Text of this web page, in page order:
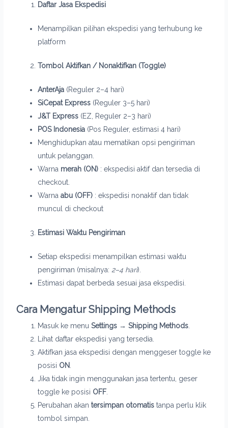
Daftar Jasa Ekspedisi
Menampilkan pilihan ekspedisi yang terhubung ke
platform
Tombol Aktifkan / Nonaktifkan (Toggle)
AnterAja (Reguler 2–4 hari)
SiCepat Express (Reguler 3–5 hari)
J&T Express (EZ, Reguler 2–3 hari)
POS Indonesia (Pos Reguler, estimasi 4 hari)
Menghidupkan atau mematikan opsi pengiriman
untuk pelanggan.
Warna merah (ON) : ekspedisi aktif dan tersedia di
checkout.
Warnaabu (OFF) : ekspedisi nonaktif dan tidak
muncul di checkout
Estimasi Waktu Pengiriman
Setiap ekspedisi menampilkan estimasi waktu
pengiriman (misalnya: 2–4 hari).
Estimasi dapat berbeda sesuai jasa ekspedisi.
Cara Mengatur Shipping Methods
Masuk ke menuSettings → Shipping Methods
Lihat daftar ekspedisi yang tersedia.
Aktifkan jasa ekspedisi dengan menggeser toggle ke
posisi ON
Jika tidak ingin menggunakan jasa tertentu, geser
toggle ke posisi OFF
Perubahan akantersimpan otomatis tanpa perlu klik
tombol simpan.